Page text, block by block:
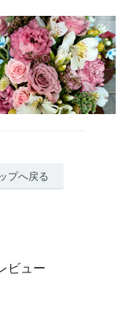
プへ戻る
ビュー